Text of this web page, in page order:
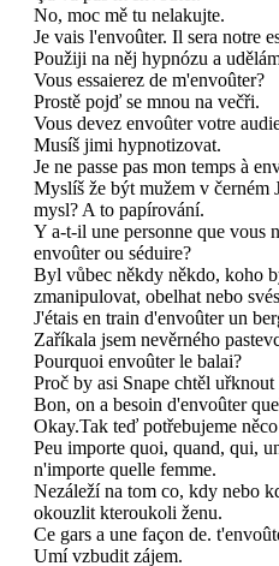
No, moc mě tu nelakujte.
Je vais l'envoûter. Il sera notre
Použiji na něj hypnózu a
Vous essaierez de m'envoûter?
Prostě pojď se mnou na večři.
Vous devez envoûter votre
Musíš jimi hypnotizovat.
Je ne passe pas mon temps à
Myslíš že být mužem v černém
mysl? A to papírování.
Y a-t-il une personne que vous
envoûter ou séduire?
Byl vůbec někdy někdo, koho
zmanipulovat, obelhat nebo
J'étais en train d'envoûter un
Zaříkala jsem nevěrného
Pourquoi envoûter le balai?
Proč by asi Snape chtěl
Bon, on a besoin d'envoûter
Okay.Tak teď potřebujeme
Peu importe quoi, quand, qui,
n'importe quelle femme.
Nezáleží na tom co, kdy nebo
okouzlit kteroukoli ženu.
Ce gars a une façon de.
Umí vzbudit zájem.